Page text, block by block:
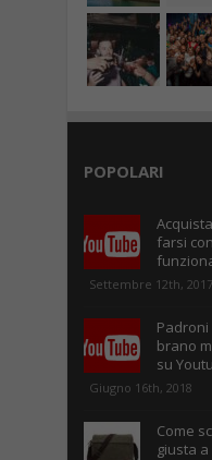
POPOLARI
farsi
Settembre 12th, 2017
brano
su
Giugno 16th, 2018
Come
giusta